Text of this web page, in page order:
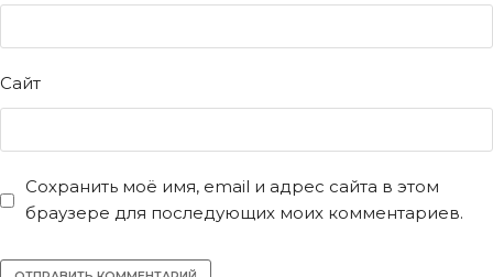
Сайт
Сохранить моё имя, email и адрес сайта в этом
браузере для последующих моих комментариев.